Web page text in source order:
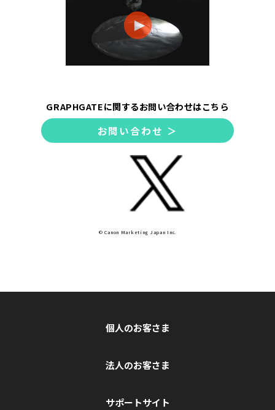
GRAPHGATEに関するお問い合わせはこちら
お問い合わせ ＞
© Canon Marketing Japan Inc.
個人のお客さま
法人のお客さま
サポートサイト